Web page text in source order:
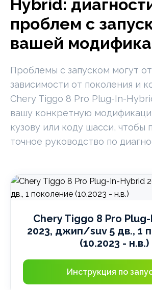
Hybrid:
проблем с
вашей
Проблемы с запуском могут
зависимости от поколения и
Chery Tiggo 8 Pro Plug-In-
вашу конкретную
кузову или коду шасси, чтобы
точное руководство по
Chery Tiggo 8 Pro
2023, джип/suv 5 дв., 1
(10.2023 - н.в.)
Инструкция по